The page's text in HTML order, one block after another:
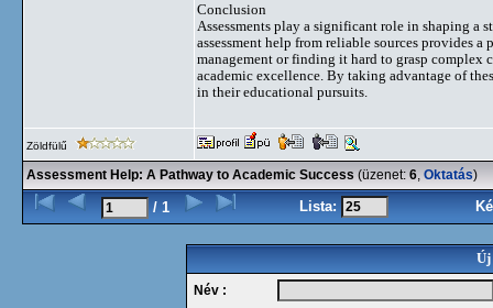
Conclusion
Assessments play a significant role in shaping a
assessment help from reliable sources provides
management or finding it hard to grasp complex
academic excellence. By taking advantage of
in their educational pursuits.
Zöldfülű
Assessment Help: A Pathway to Academic Success (üzenet: 6, Oktatás)
/ 1 Lista:
Új
Név :